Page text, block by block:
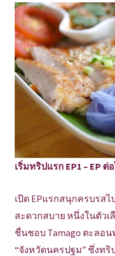
เริ่มทริปแรก EP1 – EP
เปิด EPแรกสนุกครบรส
สะดวกสบาย หนึ่งในตัวเ
ชื่นชอบ Tamago ตะลอ
“จังหวัดนครปฐม” ซึ่งทริ